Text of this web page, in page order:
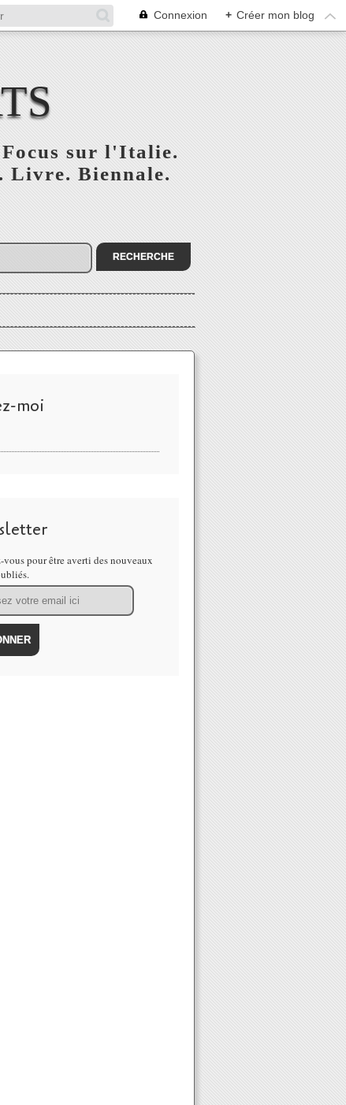
Connexion + Créer mon blog
sur l'Italie.
Livre. Biennale.
moi
pour être averti des nouveaux